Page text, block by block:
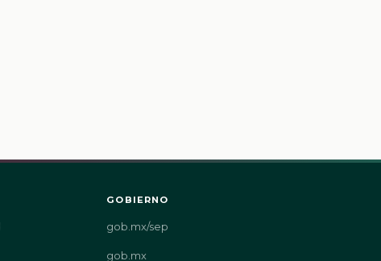
GOBIERNO
gob.mx/sep
gob.mx